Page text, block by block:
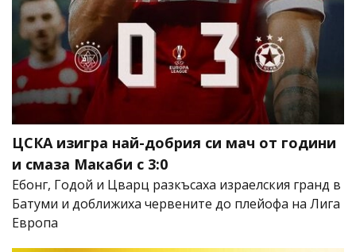
ЦСКА изигра най-добрия си мач от години
и смаза Макаби с 3:0
Ебонг, Годой и Цварц разкъсаха израелския гранд в
Батуми и доближиха червените до плейофа на Лига
Европа